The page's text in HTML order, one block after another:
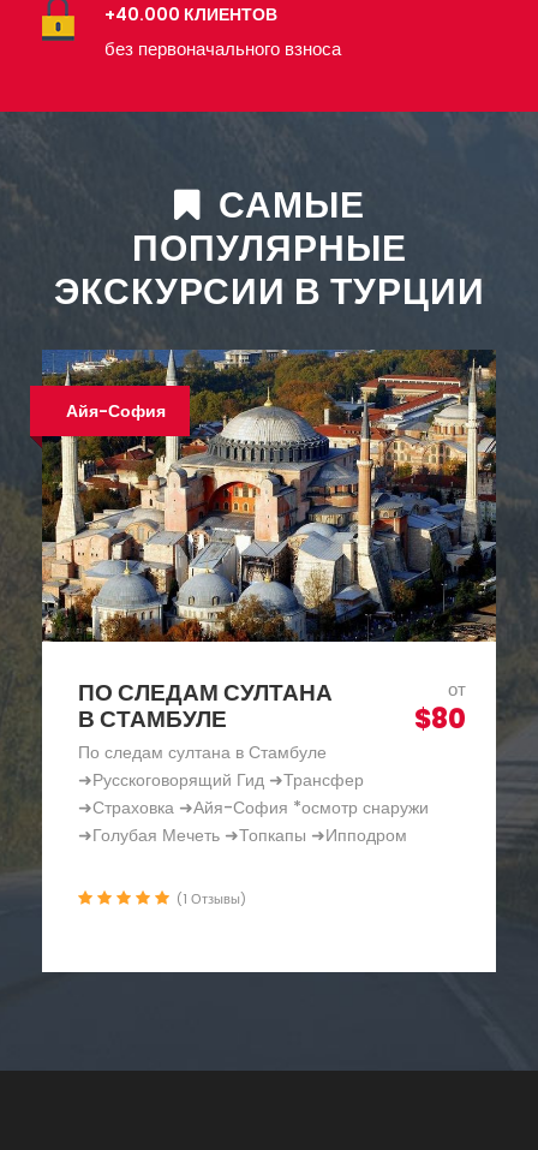
+40.000 КЛИЕНТОВ
без первоначального взноса
САМЫЕ
ПОПУЛЯРНЫЕ
ЭКСКУРСИИ В ТУРЦИИ
Хит продаж
КРУИЗ ПО БОСФОРУ В
СТАМБУЛЕ —
ПАНОРАМА БОСФОРА
от
$30
Круиз по Босфору в Стамбуле - Панорама
Босфора ➜Русскоговорящий Гид ➜Трансфер
➜Страховка ➜Крепость Румели Хисар